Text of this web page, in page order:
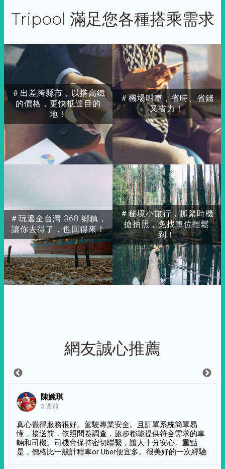
Tripool 滿足您各種搭乘需求
＃出差跨縣市，以搭高鐵
的價格，更快抵達目的
地！
＃玩遍全台灣 368 鄉鎮，
讓你去得了，也回得來！
＃秘境小旅行，抓緊時機
搶拍照，免找車位輕鬆
到！
＃機場叫車，省時、省錢
又省力！
網友誠心推薦
陳婉琪
3 週前
真心覺得服務很好。駕駛專業安全。且訂單系統簡單易
懂，接送前，依照問卷調查，旅步都能提供符合需求的車
輛和司機。司機會保持密切聯繫，讓人十分安心。重點
是，價格比一般計程車or Uber便宜多。很美好的一次經驗